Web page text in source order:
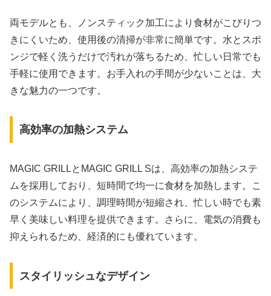
両モデルとも、ノンスティック加工により食材がこびりつ
きにくいため、使用後の清掃が非常に簡単です。水とスポ
ンジで軽く洗うだけで汚れが落ちるため、忙しい日常でも
手軽に使用できます。お手入れの手間が少ないことは、大
きな魅力の一つです。
高効率の加熱システム
MAGIC GRILLとMAGIC GRILL Sは、高効率の加熱システ
ムを採用しており、短時間で均一に食材を加熱します。こ
のシステムにより、調理時間が短縮され、忙しい時でも素
早く美味しい料理を提供できます。さらに、電気の消費も
抑えられるため、経済的にも優れています。
スタイリッシュなデザイン